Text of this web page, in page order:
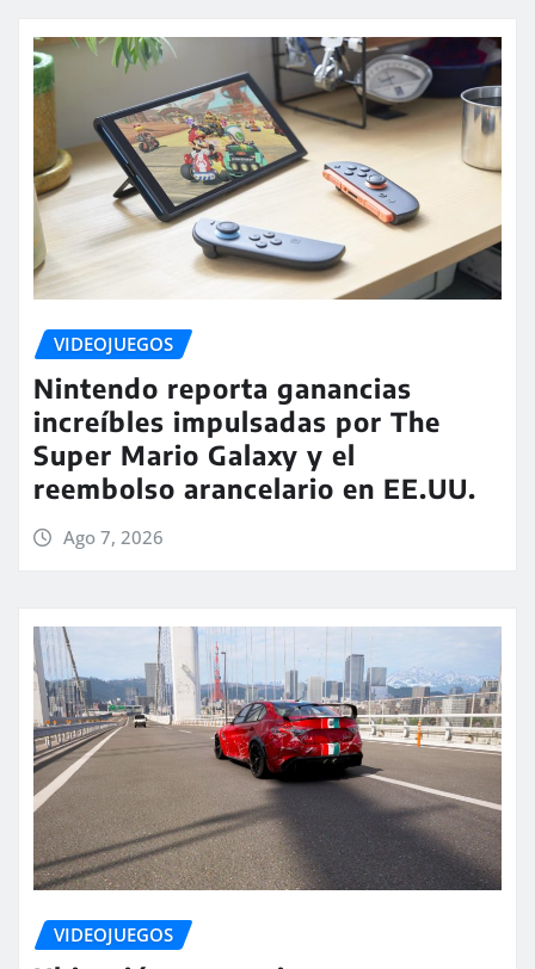
VIDEOJUEGOS
Nintendo reporta ganancias
increíbles impulsadas por The
Super Mario Galaxy y el
reembolso arancelario en EE.UU.
Ago 7, 2026
VIDEOJUEGOS